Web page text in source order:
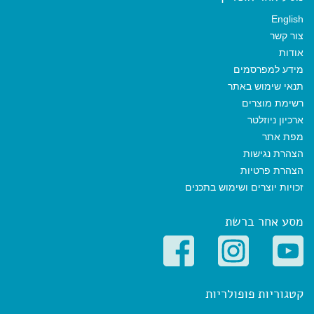
English
צור קשר
אודות
מידע למפרסמים
תנאי שימוש באתר
רשימת מוצרים
ארכיון ניוזלטר
מפת אתר
הצהרת נגישות
הצהרת פרטיות
זכויות יוצרים ושימוש בתכנים
מסע אחר ברשת
קטגוריות פופולריות